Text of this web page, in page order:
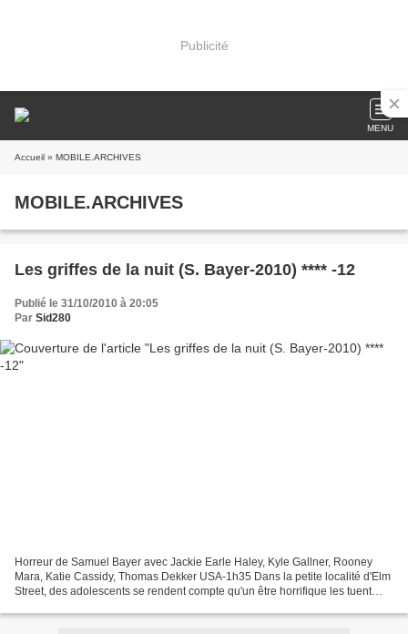
Publicité
MENU
Accueil » MOBILE.ARCHIVES
MOBILE.ARCHIVES
Les griffes de la nuit (S. Bayer-2010) **** -12
Publié le 31/10/2010 à 20:05
Par Sid280
Horreur de Samuel Bayer avec Jackie Earle Haley, Kyle Gallner, Rooney
Mara, Katie Cassidy, Thomas Dekker USA-1h35 Dans la petite localité d'Elm
Street, des adolescents se rendent compte qu'un être horrifique les tuent